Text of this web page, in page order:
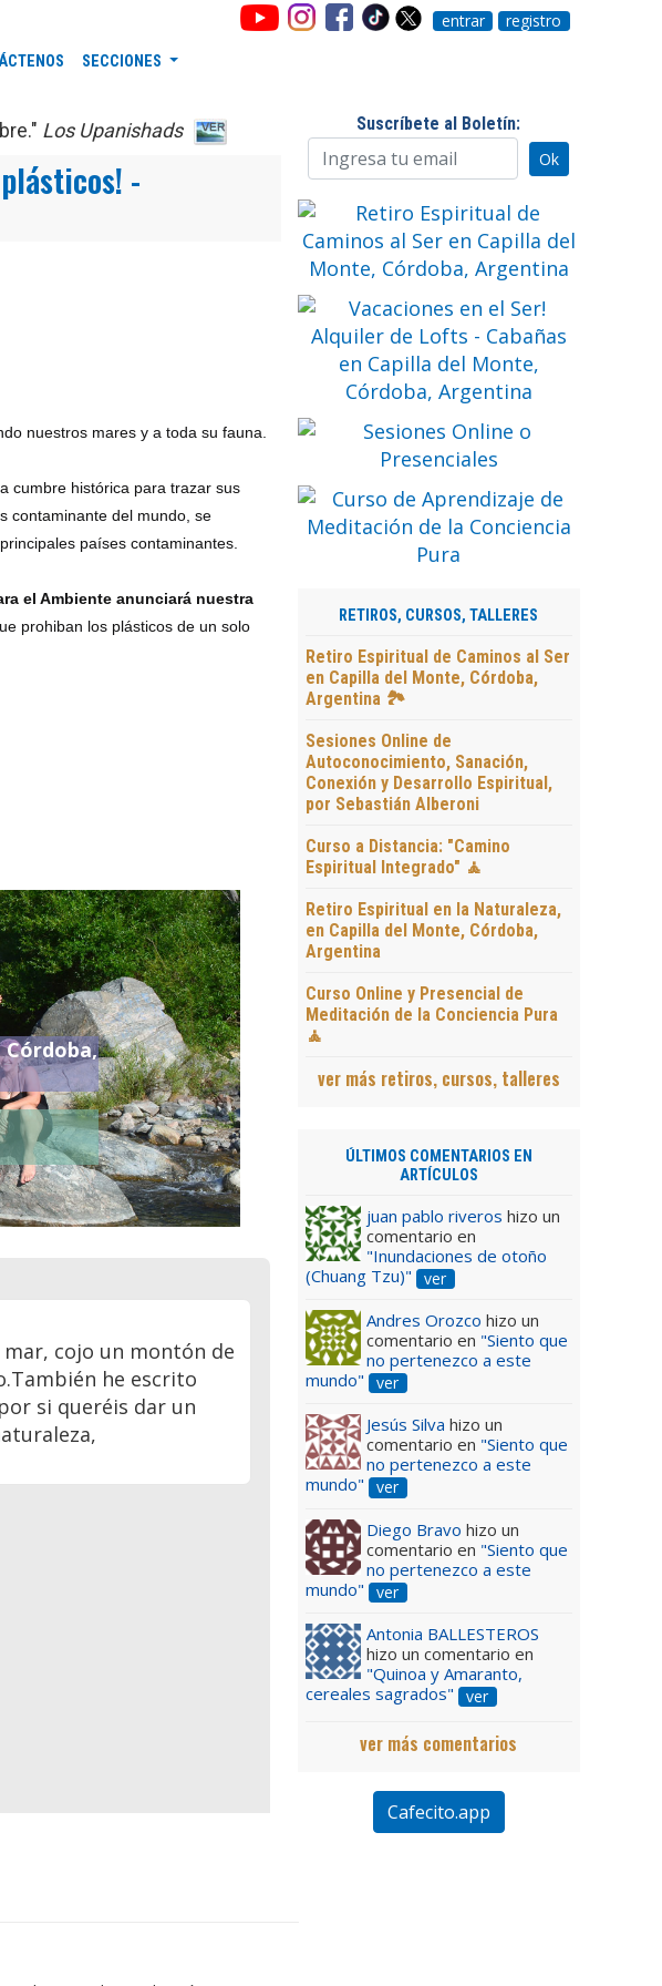
entrar registro
SECCIONES
Los Upanishads
-
nuestros mares y a toda su fauna.
cumbre histórica para trazar sus
contaminante del mundo, se
países contaminantes.
el Ambiente anunciará nuestra
prohiban los plásticos de un solo
Siguiente
cojo un montón de
he escrito
si queréis dar un
Suscríbete al Boletín:
RETIROS, CURSOS, TALLERES
Retiro Espiritual de Caminos al Ser
en Capilla del Monte, Córdoba,
Argentina 🏞️
Sesiones Online de
Autoconocimiento, Sanación,
Conexión y Desarrollo Espiritual,
por Sebastián Alberoni
Curso a Distancia: "Camino
Espiritual Integrado" 🧘
Retiro Espiritual en la Naturaleza,
en Capilla del Monte, Córdoba,
Argentina
Curso Online y Presencial de
Meditación de la Conciencia Pura
🧘
ver más retiros, cursos, talleres
ÚLTIMOS COMENTARIOS EN
ARTÍCULOS
juan pablo riveros hizo un
comentario en
"Inundaciones de otoño
(Chuang Tzu)"
ver
Andres Orozco hizo un
comentario en "Siento que
no pertenezco a este
mundo"
ver
Jesús Silva hizo un
comentario en "Siento que
no pertenezco a este
mundo"
ver
Diego Bravo hizo un
comentario en "Siento que
no pertenezco a este
mundo"
ver
Antonia BALLESTEROS
hizo un comentario en
"Quinoa y Amaranto,
cereales sagrados"
ver
ver más comentarios
Cafecito.app